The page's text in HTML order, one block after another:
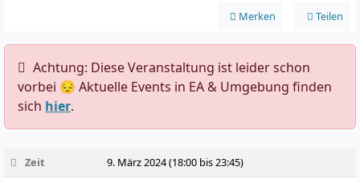
Merken Teilen
️ Achtung: Diese Veranstaltung ist leider schon
vorbei 😔 Aktuelle Events in EA & Umgebung finden
sich hier.
Zeit
9. März 2024 (18:00 bis 23:45)